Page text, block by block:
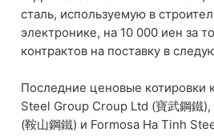
сталь, используемую в
электронике, на 10 000 иен за
контрактов на поставку в
Последние ценовые котировки
Steel Group Croup Ltd (寶武鋼鐵
(鞍山鋼鐵) и Formosa Ha Tinh